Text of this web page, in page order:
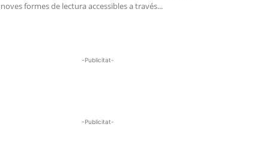
noves formes de lectura accessibles a través...
-Publicitat-
-Publicitat-